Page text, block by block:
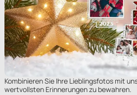
Kombinieren Sie Ihre Lieblingsfotos mit
wertvollsten Erinnerungen zu bewahren.